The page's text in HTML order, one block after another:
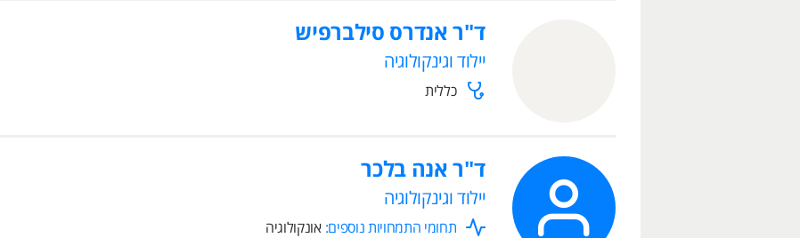
ד"ר אנדרס סילברפיש
יילוד וגינקולוגיה
כללית
ד"ר אנה בלכר
יילוד וגינקולוגיה
תחומי התמחויות נוספים: אונקולוגיה